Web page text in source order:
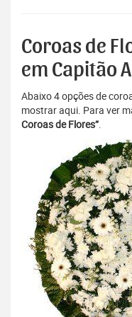
Coroas de
em Capitão
Abaixo 4 opções de
mostrar aqui. Para ver
Coroas de Flores”.